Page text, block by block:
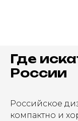
Где
России
Российское
компактно и